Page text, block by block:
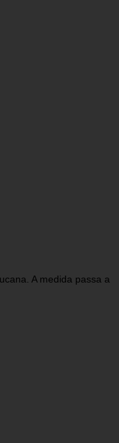
A medida passa a